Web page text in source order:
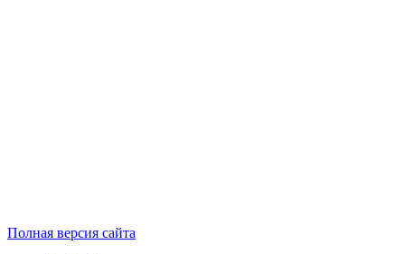
Полная версия сайта